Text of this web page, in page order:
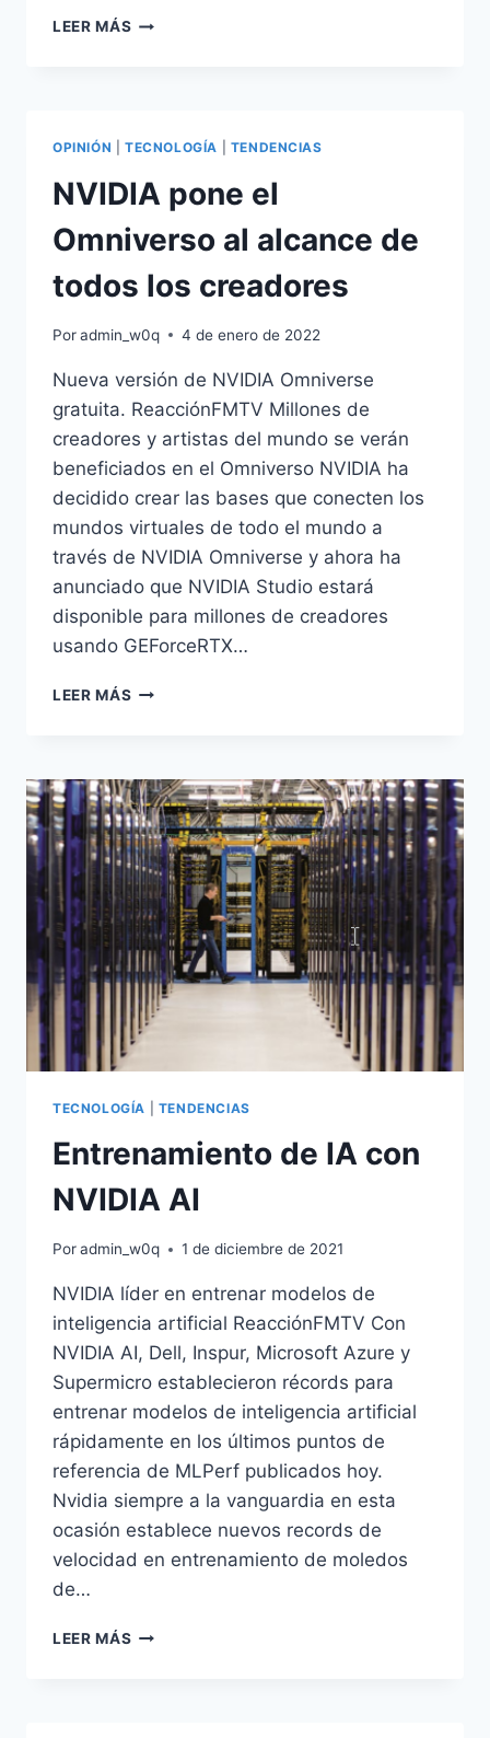
LEER MÁS NVIDIA
AUTONOMÍA
AUTOMOTRIZ
CES2022
OPINIÓN TECNOLOGÍA TENDENCIAS
NVIDIA pone el
Omniverso al alcance de
todos los creadores
Poradmin_w0q 4 de enero de 2022
Nueva versión de NVIDIA Omniverse
gratuita. ReacciónFMTV Millones de
creadores y artistas del mundo se verán
beneficiados en el Omniverso NVIDIA ha
decidido crear las bases que conecten los
mundos virtuales de todo el mundo a
través de NVIDIA Omniverse y ahora ha
anunciado que NVIDIA Studio estará
disponible para millones de creadores
usando GEForceRTX…
LEER MÁS NVIDIA
AL
ALCANCE
DE
TODOS
LOS
CREADORES
TECNOLOGÍA TENDENCIAS
Entrenamiento de IA con
NVIDIA AI
Poradmin_w0q 1 de diciembre de 2021
NVIDIA líder en entrenar modelos de
inteligencia artificial ReacciónFMTV Con
NVIDIA AI, Dell, Inspur, Microsoft Azure y
Supermicro establecieron récords para
entrenar modelos de inteligencia artificial
rápidamente en los últimos puntos de
referencia de MLPerf publicados hoy.
Nvidia siempre a la vanguardia en esta
ocasión establece nuevos records de
velocidad en entrenamiento de moledos
de…
LEER MÁS ENTRENAMIENTO